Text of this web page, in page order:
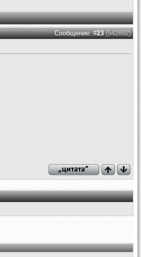
Сообщение: #23(542692)